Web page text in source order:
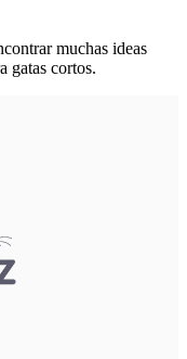
muchas ideas
gatas cortos.